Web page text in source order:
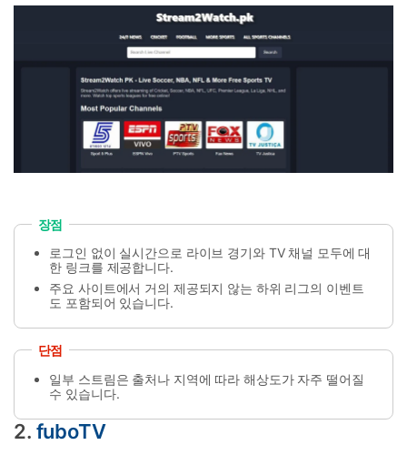
장점
로그인 없이 실시간으로 라이브 경기와 TV 채널 모두에 대
한 링크를 제공합니다.
주요 사이트에서 거의 제공되지 않는 하위 리그의 이벤트
도 포함되어 있습니다.
단점
일부 스트림은 출처나 지역에 따라 해상도가 자주 떨어질
수 있습니다.
2. fuboTV